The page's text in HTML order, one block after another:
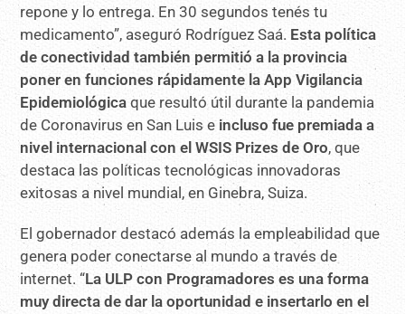
repone y lo entrega. En 30 segundos tenés tu
medicamento”, aseguró Rodríguez Saá. Esta política
de conectividad también permitió a la provincia
poner en funciones rápidamente la App Vigilancia
Epidemiológica que resultó útil durante la pandemia
de Coronavirus en San Luis e incluso fue premiada a
nivel internacional con el WSIS Prizes de Oro, que
destaca las políticas tecnológicas innovadoras
exitosas a nivel mundial, en Ginebra, Suiza.
El gobernador destacó además la empleabilidad que
genera poder conectarse al mundo a través de
internet. “La ULP con Programadores es una forma
muy directa de dar la oportunidad e insertarlo en el